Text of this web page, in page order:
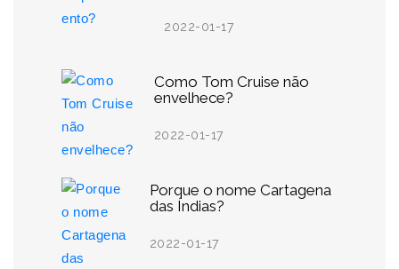
2022-01-17
Como Tom Cruise não
envelhece?
2022-01-17
Porque o nome Cartagena
das Índias?
2022-01-17